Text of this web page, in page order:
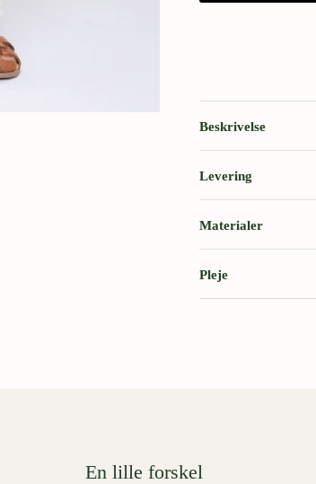
Beskrivelse
Levering
Materialer
Pleje
En lille forskel